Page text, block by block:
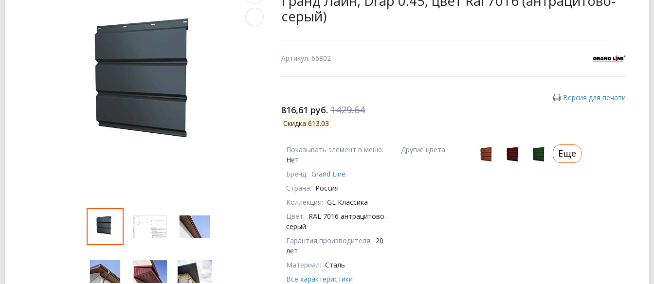
серый)
Артикул: 66802
Версия для печати
816,61 руб. 1429.64
Скидка 613.03
Показывать элемент в меню:
Нет
Бренд: Grand Line
Страна: Россия
Коллекция: GL Классика
Цвет: RAL 7016 антрацитово-
серый
Гарантия производителя: 20
лет
Материал: Сталь
Все характеристики
Другие цвета Еще